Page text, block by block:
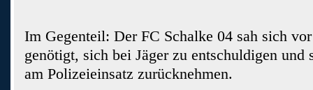
Im Gegenteil: Der FC Schalke 04 sah sich
genötigt, sich bei Jäger zu entschuldigen
am Polizeieinsatz zurücknehmen.